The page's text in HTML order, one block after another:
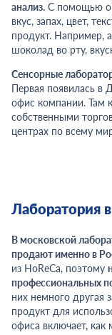
анализ. С помощью
вкус, запах, цвет,
продукт. Например,
шоколад во рту,
Сенсорные
Первая появилась в
офис компании. Там
собственными
центрах по всему
Лаборатория
В московской
продают именно в
из HoReCa, поэтому
профессиональных
них немного другая
продукт для
офиса включает, как